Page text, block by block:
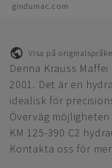
gindumac.com
Visa på
Denna Krauss
2001. Det är en
idealisk för
Överväg
KM 125-390 C2
Kontakta oss för